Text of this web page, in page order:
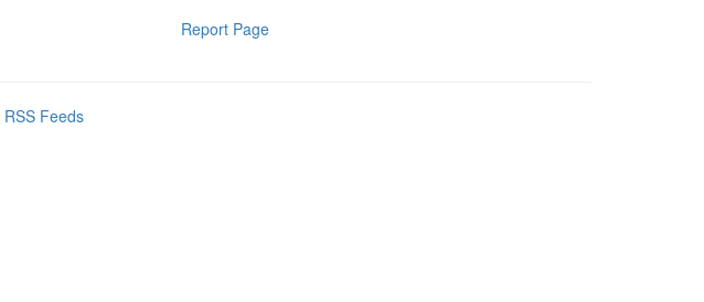
Report Page
RSS Feeds